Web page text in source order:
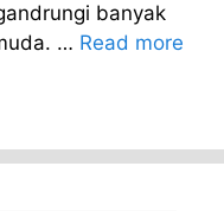
banyak
… Read more